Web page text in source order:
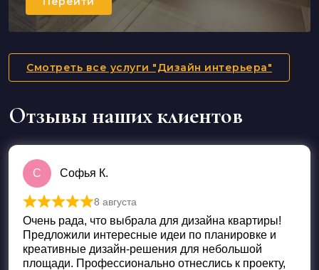
Смотреть все услуги "Дизайн интерьера"
Отзывы наших клиентов
С Софья К.
Оценка 5из 5
8 августа
Очень рада, что выбрала для дизайна квартиры!
Предложили интересные идеи по планировке и
креативные дизайн-решения для небольшой
площади. Профессионально отнеслись к проекту,